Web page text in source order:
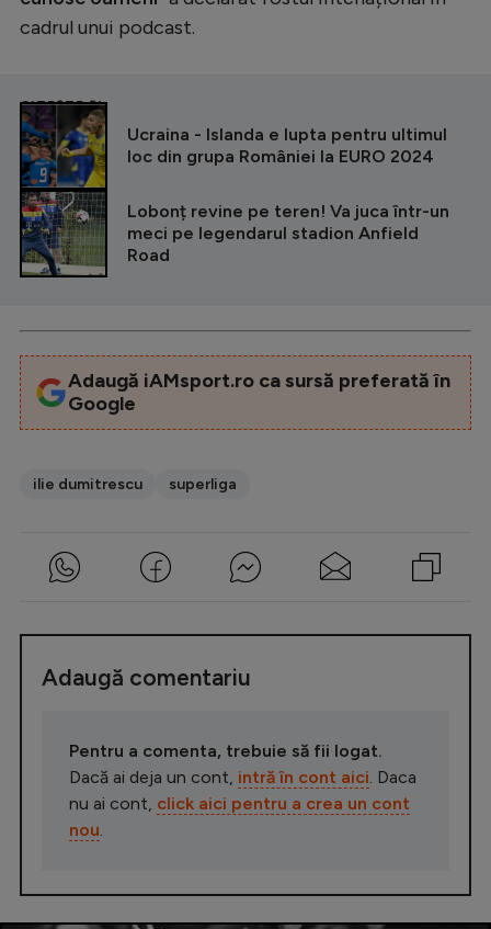
cadrul unui podcast.
CITEȘTE ȘI
Ucraina - Islanda e lupta pentru ultimul
loc din grupa României la EURO 2024
Lobonț revine pe teren! Va juca într-un
meci pe legendarul stadion Anfield
Road
Adaugă iAMsport.ro ca sursă preferată în
Google
ilie dumitrescu superliga
Adaugă comentariu
Pentru a comenta, trebuie să fii logat.
Dacă ai deja un cont, intră în cont aici . Daca
nu ai cont, click aici pentru a crea un cont
nou